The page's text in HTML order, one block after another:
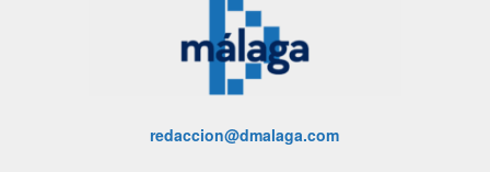
redaccion@dmalaga.com